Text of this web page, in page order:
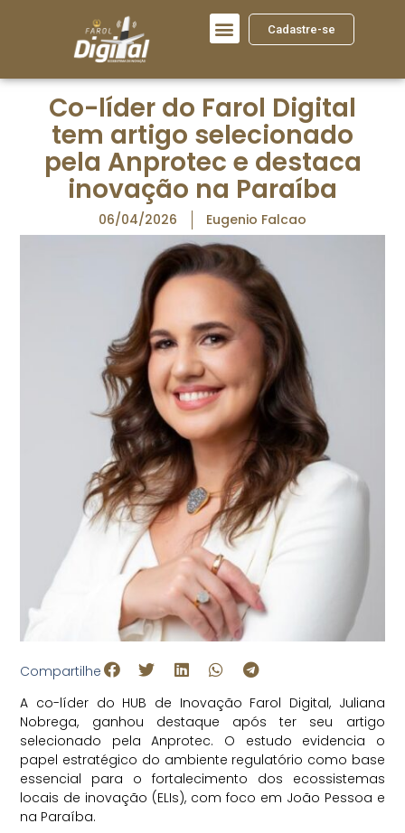
Cadastre-se
Co-líder do Farol Digital
tem artigo selecionado
pela Anprotec e destaca
inovação na Paraíba
06/04/2026 Eugenio Falcao
Compartilhe
A co-líder do HUB de Inovação Farol Digital, Juliana
Nobrega, ganhou destaque após ter seu artigo
selecionado pela Anprotec. O estudo evidencia o
papel estratégico do ambiente regulatório como base
essencial para o fortalecimento dos ecossistemas
locais de inovação (ELIs), com foco em João Pessoa e
na Paraíba.